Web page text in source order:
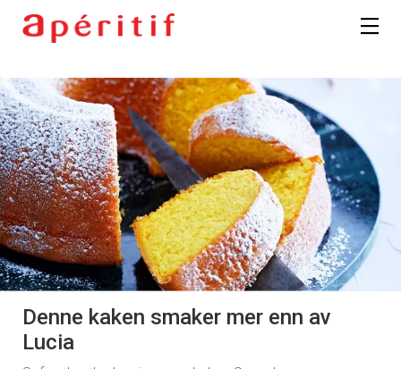
Denne kaken smaker mer enn av
Lucia